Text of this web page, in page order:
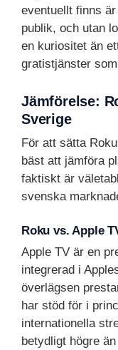
eventuellt finns
publik, och utan
en kuriositet än
gratistjänster
Jämförelse:
Sverige
För att sätta
bäst att jämföra
faktiskt är
svenska
Roku vs. Apple
Apple TV är en
integrerad i
överlägsen
har stöd för i
internationella
betydligt högre